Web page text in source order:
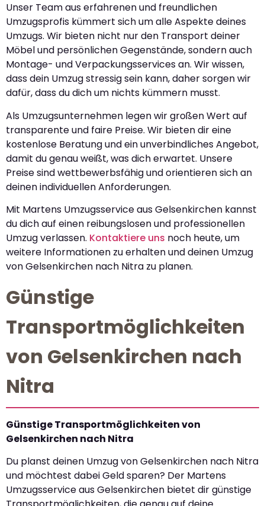
Unser Team aus erfahrenen und freundlichen
Umzugsprofis kümmert sich um alle Aspekte deines
Umzugs. Wir bieten nicht nur den Transport deiner
Möbel und persönlichen Gegenstände, sondern auch
Montage- und Verpackungsservices an. Wir wissen,
dass dein Umzug stressig sein kann, daher sorgen wir
dafür, dass du dich um nichts kümmern musst.
Als Umzugsunternehmen legen wir großen Wert auf
transparente und faire Preise. Wir bieten dir eine
kostenlose Beratung und ein unverbindliches Angebot,
damit du genau weißt, was dich erwartet. Unsere
Preise sind wettbewerbsfähig und orientieren sich an
deinen individuellen Anforderungen.
Mit Martens Umzugsservice aus Gelsenkirchen kannst
du dich auf einen reibungslosen und professionellen
Umzug verlassen. Kontaktiere uns noch heute, um
weitere Informationen zu erhalten und deinen Umzug
von Gelsenkirchen nach Nitra zu planen.
Günstige
Transportmöglichkeiten
von Gelsenkirchen nach
Nitra
Günstige Transportmöglichkeiten von
Gelsenkirchen nach Nitra
Du planst deinen Umzug von Gelsenkirchen nach Nitra
und möchtest dabei Geld sparen? Der Martens
Umzugsservice aus Gelsenkirchen bietet dir günstige